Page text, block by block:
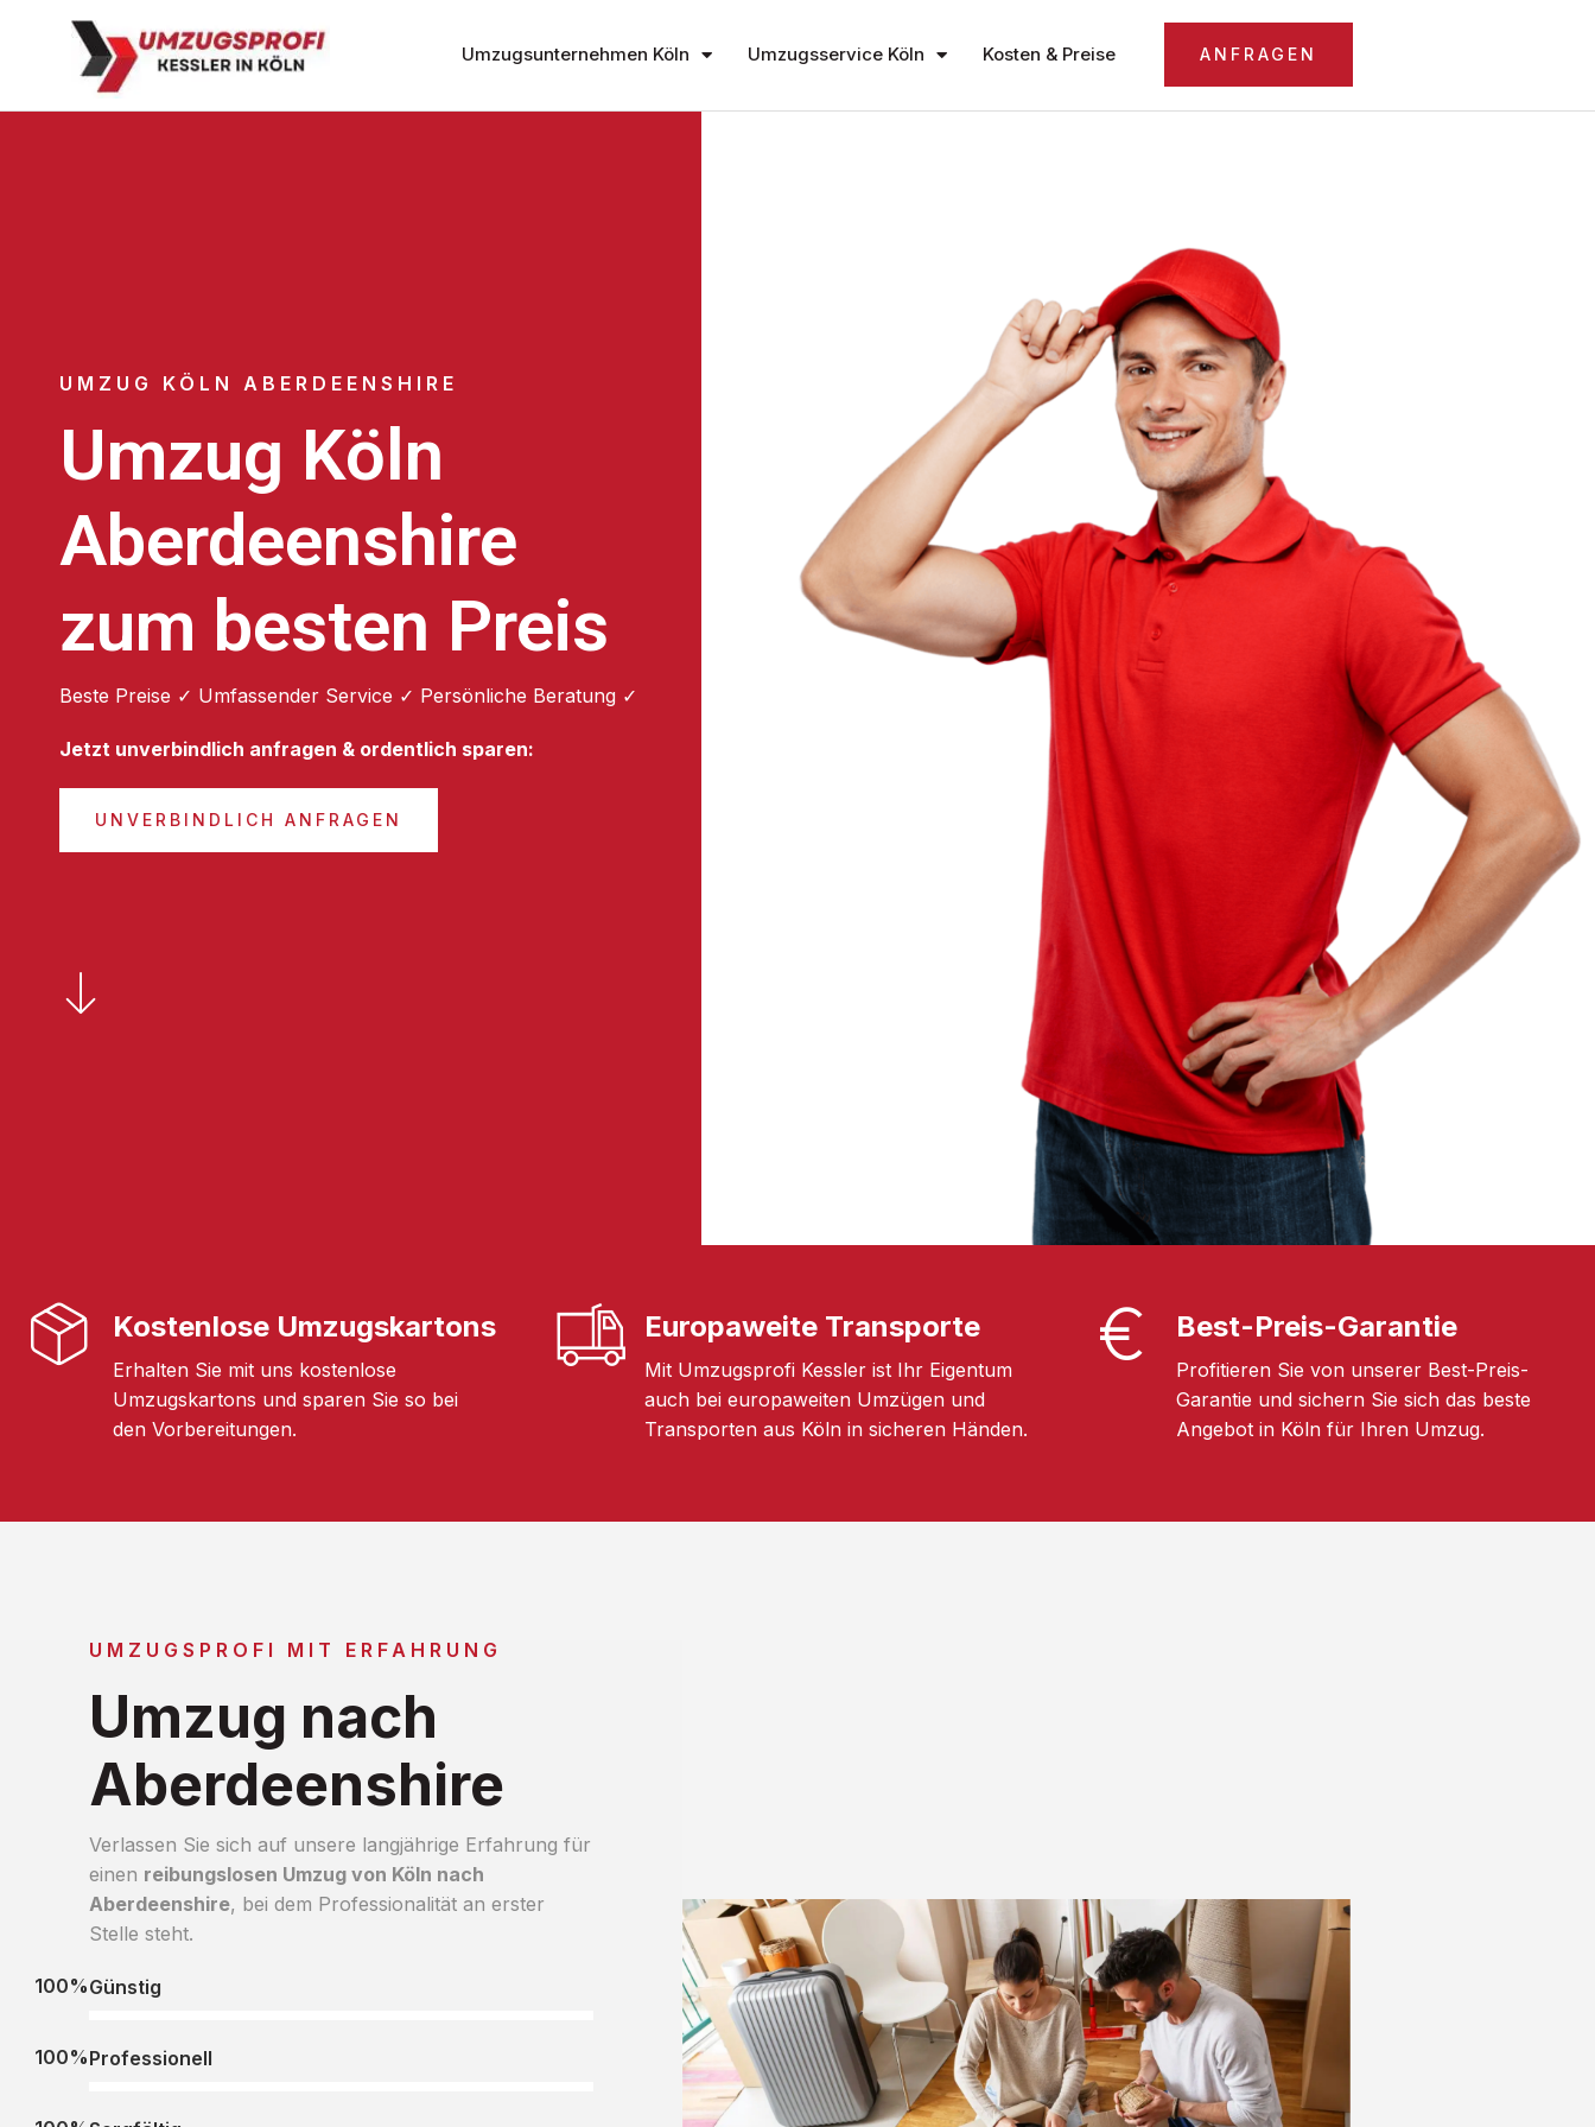
Umzugsunternehmen Köln Umzugsservice Köln Kosten & Preise ANFRAGEN
UMZUG KÖLN ABERDEENSHIRE
Umzug Köln
Aberdeenshire
zum besten Preis
Beste Preise ✓ Umfassender Service ✓ Persönliche Beratung ✓
Jetzt unverbindlich anfragen & ordentlich sparen:
UNVERBINDLICH ANFRAGEN
Kostenlose Umzugskartons
Erhalten Sie mit uns kostenlose
Umzugskartons und sparen Sie so bei
den Vorbereitungen.
Europaweite Transporte
Mit Umzugsprofi Kessler ist Ihr Eigentum
auch bei europaweiten Umzügen und
Transporten aus Köln in sicheren Händen.
Best-Preis-Garantie
Profitieren Sie von unserer Best-Preis-
Garantie und sichern Sie sich das beste
Angebot in Köln für Ihren Umzug.
UMZUGSPROFI MIT ERFAHRUNG
Umzug nach
Aberdeenshire
Verlassen Sie sich auf unsere langjährige Erfahrung für
einen reibungslosen Umzug von Köln nach
Aberdeenshire, bei dem Professionalität an erster
Stelle steht.
Günstig
100%
Professionell
100%